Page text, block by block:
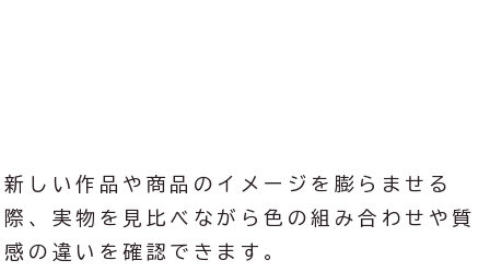
新しい作品や商品のイメージを膨らませる
際、実物を見比べながら色の組み合わせや質
感の違いを確認できます。